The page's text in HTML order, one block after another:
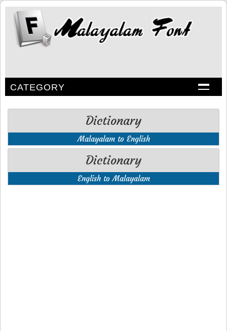
CATEGORY
Dictionary
Malayalam to English
Dictionary
English to Malayalam